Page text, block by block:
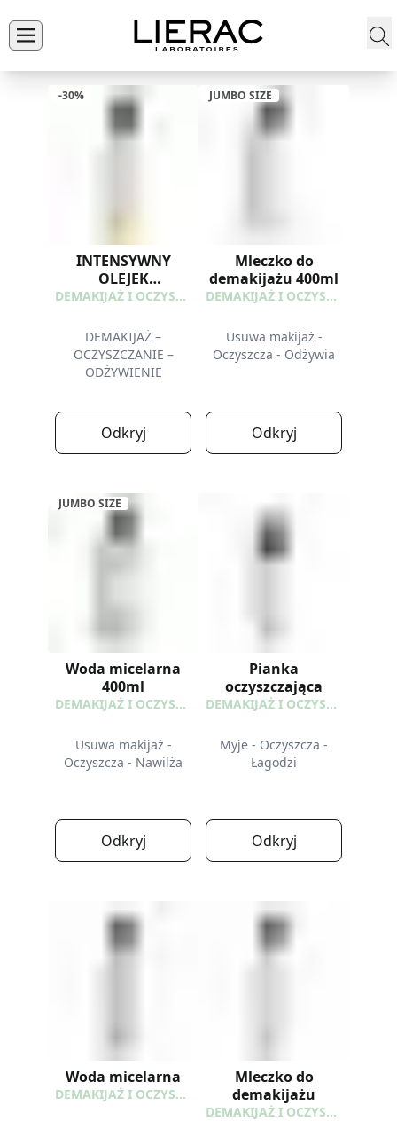
-30%
INTENSYWNY
OLEJEK
DEMAKIJAŻUJĄCY
DEMAKIJAŻ I OCZYSZCZANIE
DEMAKIJAŻ –
OCZYSZCZANIE –
ODŻYWIENIE
Odkryj
JUMBO SIZE
Mleczko do
demakijażu 400ml
DEMAKIJAŻ I OCZYSZCZANIE
Usuwa makijaż -
Oczyszcza - Odżywia
Odkryj
JUMBO SIZE
Woda micelarna
400ml
DEMAKIJAŻ I OCZYSZCZANIE
Usuwa makijaż -
Oczyszcza - Nawilża
Odkryj
Pianka
oczyszczająca
DEMAKIJAŻ I OCZYSZCZANIE
Myje - Oczyszcza -
Łagodzi
Odkryj
Woda micelarna
DEMAKIJAŻ I OCZYSZCZANIE
Mleczko do
demakijażu
DEMAKIJAŻ I OCZYSZCZANIE